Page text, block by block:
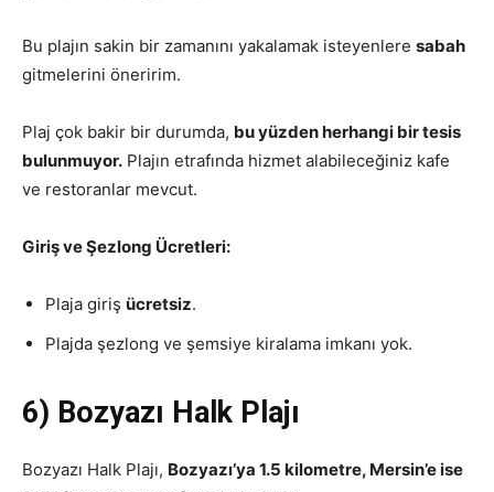
Bu plajın sakin bir zamanını yakalamak isteyenlere sabah
gitmelerini öneririm.
Plaj çok bakir bir durumda, bu yüzden herhangi bir tesis
bulunmuyor. Plajın etrafında hizmet alabileceğiniz kafe
ve restoranlar mevcut.
Giriş ve Şezlong Ücretleri:
Plaja giriş ücretsiz.
Plajda şezlong ve şemsiye kiralama imkanı yok.
6) Bozyazı Halk Plajı
Bozyazı Halk Plajı, Bozyazı’ya 1.5 kilometre, Mersin’e ise